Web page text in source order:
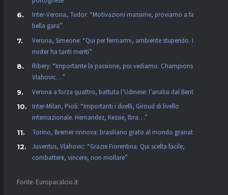
Inter-Verona, Tudor: “Motivazioni massime, proviamo a fare una
bella gara”
Verona, Simeone: “Qui per fermarmi, ambiente stupendo. Il
mister ha tanti meriti”
Ribery: “Importante la passione, poi vediamo. Champions,
Vlahovic…”
Verona a forza quattro, battuta l’Udinese: l’analisi dal Bentegodi
Inter-Milan, Pioli: “Importanti i duelli, Giroud di livello
internazionale. Hernandez, Kessie, Ibra…”
Torino, Bremer rinnova: brasiliano grato al mondo granata
Juventus, Vlahovic: “Grazie Fiorentina. Qui scelta facile,
combattere, vincere, non mollare”
Fonte: Europacalcio.it